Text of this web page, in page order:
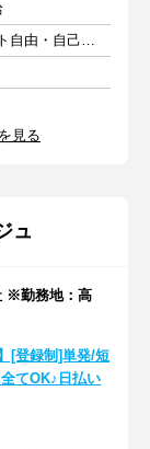
週2日以上 1日4時間以上 シフト自由・自己申告
見る
ュ
※勤務地：高
[登録制]単発/短
てOK♪日払い